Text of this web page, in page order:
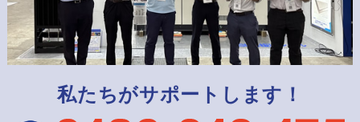
私たちがサポートします！